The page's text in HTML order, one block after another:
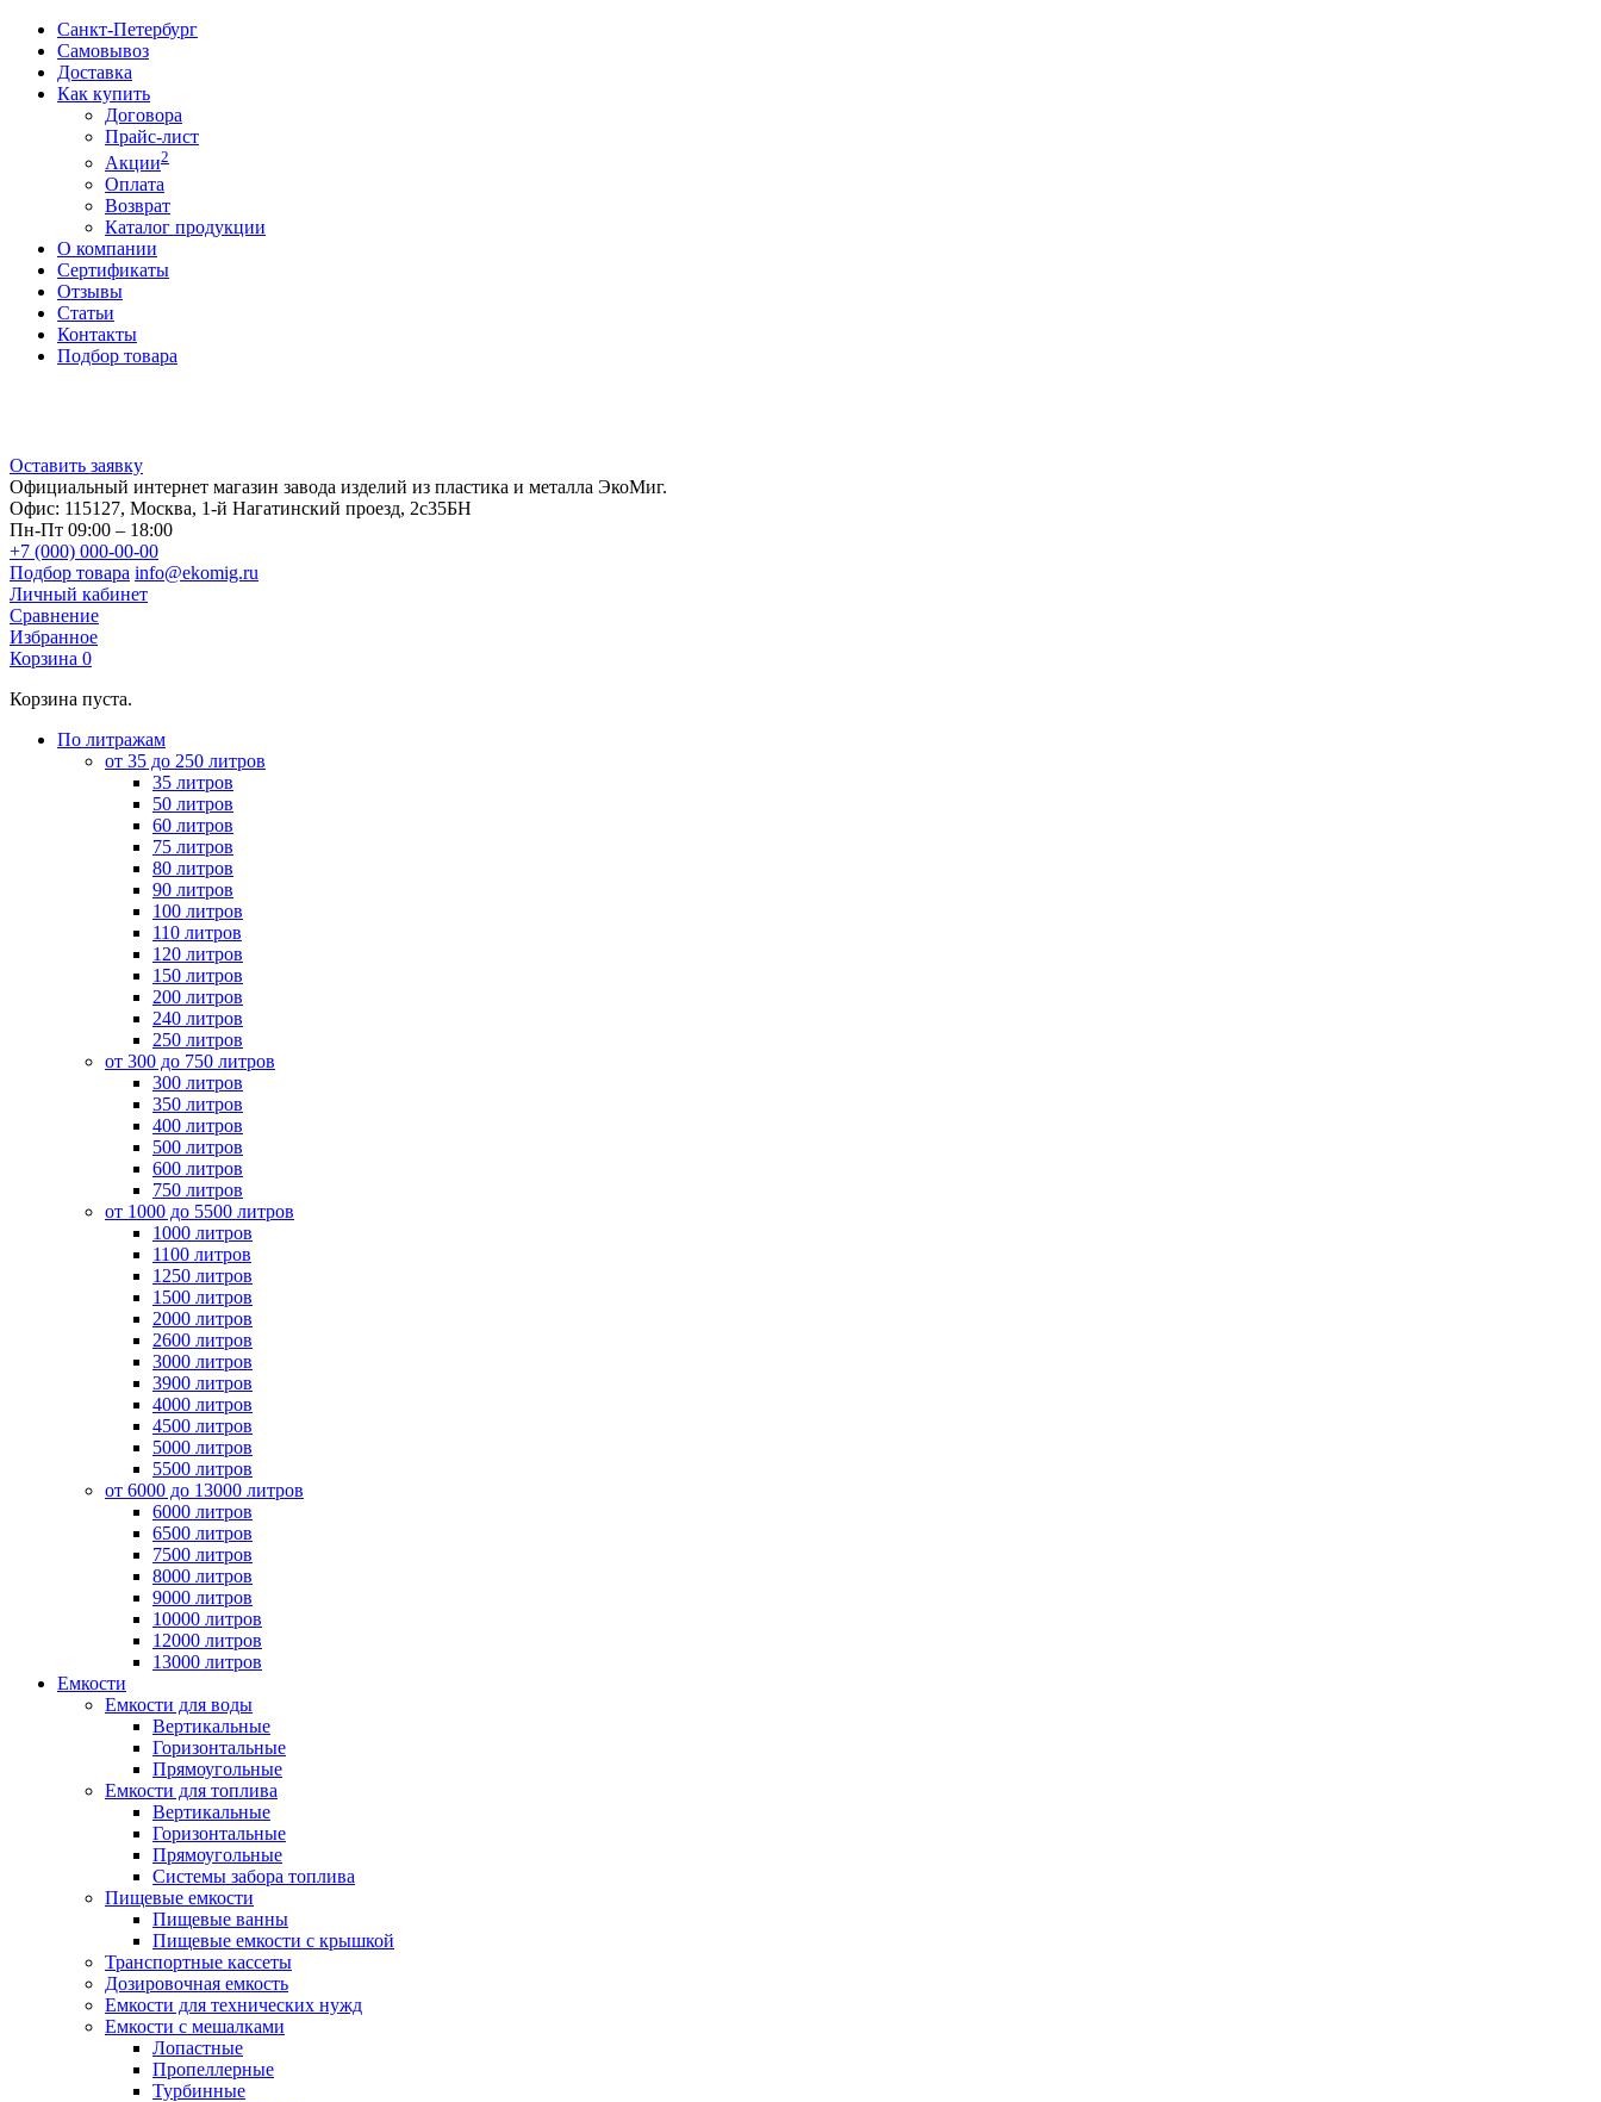
Санкт-Петербург
Самовывоз
Доставка
Как купить
Договора
Прайс-лист
Акции2
Оплата
Возврат
Каталог продукции
О компании
Сертификаты
Отзывы
Статьи
Контакты
Подбор товара
Оставить заявку
Официальный интернет магазин завода изделий из пластика и металла ЭкоМиг.
Офис: 115127, Москва, 1-й Нагатинский проезд, 2с35БН
Пн-Пт 09:00 – 18:00
+7 (000) 000-00-00
Подбор товара info@ekomig.ru
Личный кабинет
Сравнение
Избранное
Корзина 0
Корзина пуста.
По литражам
от 35 до 250 литров
35 литров
50 литров
60 литров
75 литров
80 литров
90 литров
100 литров
110 литров
120 литров
150 литров
200 литров
240 литров
250 литров
от 300 до 750 литров
300 литров
350 литров
400 литров
500 литров
600 литров
750 литров
от 1000 до 5500 литров
1000 литров
1100 литров
1250 литров
1500 литров
2000 литров
2600 литров
3000 литров
3900 литров
4000 литров
4500 литров
5000 литров
5500 литров
от 6000 до 13000 литров
6000 литров
6500 литров
7500 литров
8000 литров
9000 литров
10000 литров
12000 литров
13000 литров
Емкости
Емкости для воды
Вертикальные
Горизонтальные
Прямоугольные
Емкости для топлива
Вертикальные
Горизонтальные
Прямоугольные
Системы забора топлива
Пищевые емкости
Пищевые ванны
Пищевые емкости с крышкой
Транспортные кассеты
Дозировочная емкость
Емкости для технических нужд
Емкости с мешалками
Лопастные
Пропеллерные
Турбинные